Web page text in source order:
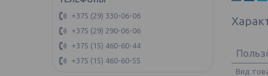
Вид
+375 (29) 330-06-06
+375 (29) 290-06-06
+375 (15) 460-60-44
+375 (15) 460-60-55